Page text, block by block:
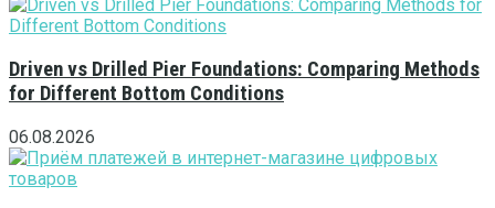
Driven vs Drilled Pier Foundations: Comparing Methods
for Different Bottom Conditions
06.08.2026